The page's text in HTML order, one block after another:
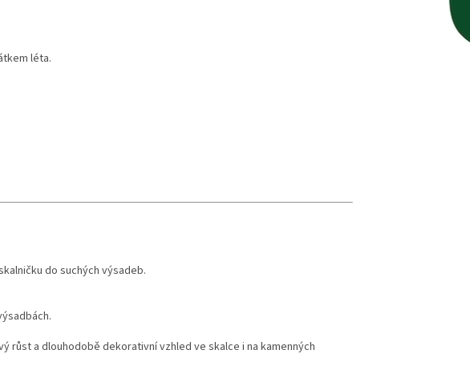
léta.
do suchých výsadeb.
růst a dlouhodobě dekorativní vzhled ve skalce i na kamenných